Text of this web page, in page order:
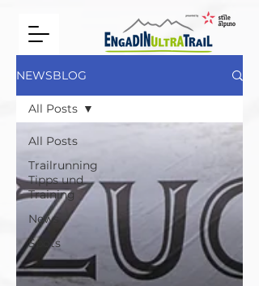
NEWSBLOG
All Posts
Trailrunning
Tipps und
Training
News
Spots
All Posts